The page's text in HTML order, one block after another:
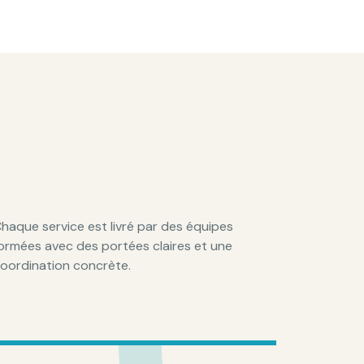
service est livré par des équipes
avec des portées claires et une
concrète.